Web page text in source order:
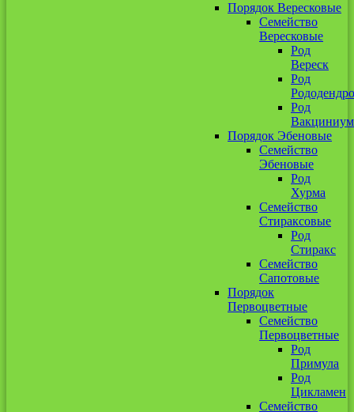
Порядок Вересковые
Семейство
Вересковые
Род
Вереск
Род
Род
Вакциниум
Порядок Эбеновые
Семейство
Эбеновые
Род
Хурма
Семейство
Стираксовые
Род
Стиракс
Семейство
Сапотовые
Порядок
Первоцветные
Семейство
Первоцветные
Род
Примула
Род
Цикламен
Семейство